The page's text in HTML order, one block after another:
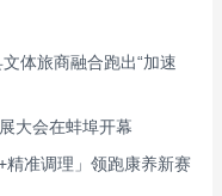
体旅商融合跑出“加速
大会在蚌埠开幕
精准调理」领跑康养新赛